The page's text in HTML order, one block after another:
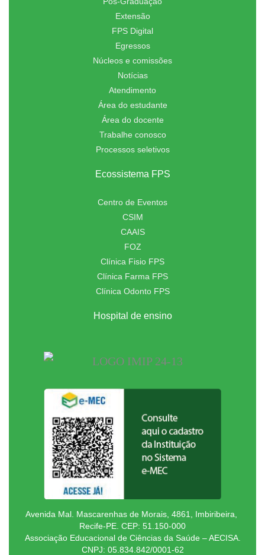
Extensão
FPS Digital
Egressos
Núcleos e comissões
Notícias
Atendimento
Área do estudante
Área do docente
Trabalhe conosco
Processos seletivos
Ecossistema FPS
Centro de Eventos
CSIM
CAAIS
FOZ
Clínica Fisio FPS
Clínica Farma FPS
Clínica Odonto FPS
Hospital de ensino
Avenida Mal. Mascarenhas de Morais, 4861, Imbiribeira,
Recife-PE. CEP: 51.150-000
Associação Educacional de Ciências da Saúde – AECISA.
CNPJ: 05.834.842/0001-62